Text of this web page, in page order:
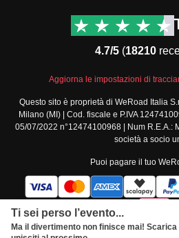
Ti sei perso l’evento...
Ma il divertimento non finisce mai! Scarica
Viaggi di gruppo Nord
Viaggi di gruppo Centro
Viaggi di gruppo Sud
America
Viaggi di gruppo Africa
Viaggi di gruppo Medio
Viaggi di gruppo Asia
Viaggi di gruppo Europa
Viaggi di gruppo Nord
Europa
Tutte le destinazioni
4.7/5 (18210
Aggiorna le impostazioni di
Questo sito è proprietà di WeRoad Italia
Milano (MI) | Cod. fiscale e P.IVA
05/07/2022 n°12474100968 | Num R.E.A.:
società a socio
Puoi pagare il tuo